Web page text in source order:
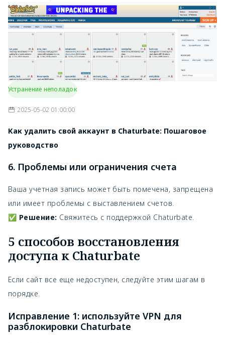
Устранение неполадок
2025-05-02 01:00:00
Как удалить свой аккаунт в Chaturbate: Пошаговое
руководство
6. Проблемы или ограничения счета
Ваша учетная запись может быть помечена, запрещена
или имеет проблемы с выставлением счетов.
✅ Решение: Свяжитесь с поддержкой Chaturbate.
5 способов восстановления
доступа к Chaturbate
Если сайт все еще недоступен, следуйте этим шагам в
порядке.
Исправление 1: используйте VPN для
разблокировки Chaturbate